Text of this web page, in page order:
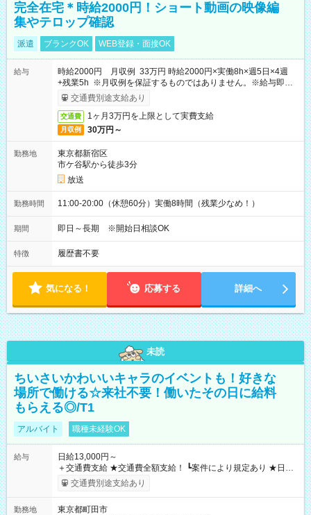
完全在宅＊時給2000円！ショート動画の映像編
集やテロップ確認
派遣 ブランクOK WEB登録・面接OK
給与
時給2000円 月収例 33万円 時給2000円×実働8h×週5日×4週
+残業5h ※月収例を保証するものではありません。※給与即受
取りサービス利用可（利用条件有）
交通費別途支給あり
交通費 1ヶ月3万円を上限として実費支給
月収例 30万円～
勤務地
東京都新宿区
市ケ谷駅から徒歩3分
放送
勤務時間 11:00-20:00（休憩60分）実働8時間（残業少なめ！）
期間 即日～長期 ※開始日相談OK
特徴 履歴書不要
気になる！ 応募する 詳細へ
未読
ちいさいかわいいキャラのイベントも！好きな
場所で働ける☆来社不要！働いたその日に給料
もらえる◎/T1
アルバイト 職種未経験OK
給与
日給13,000円～
＋交通費支給 ★交通費全額支給！ ┗案件により規定あり ★日払
いOK！（規定あり） ┗働いたその日に現金GET♪ お仕事後はコ
ンビニATMから 日払い分を引き落とせます！ 【試用期間】試
交通費別途支給あり
勤務地
東京都町田市